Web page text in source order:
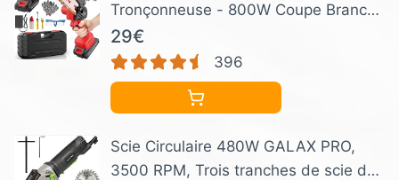
Tronçonneuse - 800W Coupe Branche
Électrique Scie Sans Fil petite
Elageuse Chainsaw 6 Pouces avec 2
Batteries 3 Chaînes l'Élagage le
Jardin Cour Bois jardinage Outils
29€
396
Scie Circulaire 480W GALAX PRO,
3500 RPM, Trois tranches de scie de